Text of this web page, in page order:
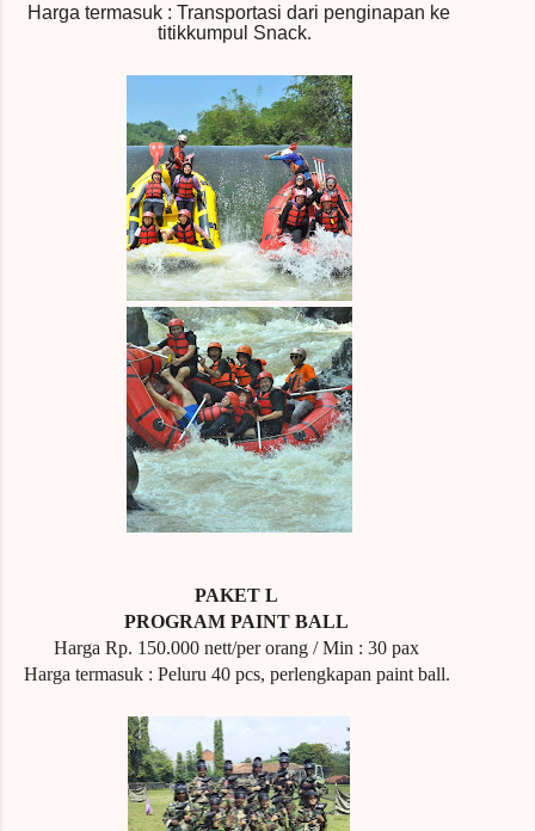
Harga termasuk : Transportasi dari penginapan ke
titikkumpul Snack.
PAKET L
PROGRAM PAINT BALL
Harga Rp. 150.000 nett/per orang / Min : 30 pax
Harga termasuk : Peluru 40 pcs, perlengkapan paint ball.